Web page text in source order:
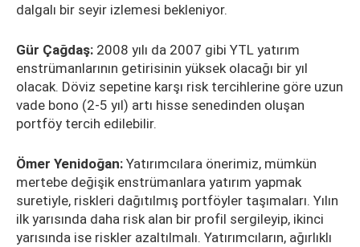
dalgalı bir seyir izlemesi bekleniyor.
Gür Çağdaş: 2008 yılı da 2007 gibi YTL yatırım
enstrümanlarının getirisinin yüksek olacağı bir yıl
olacak. Döviz sepetine karşı risk tercihlerine göre uzun
vade bono (2-5 yıl) artı hisse senedinden oluşan
portföy tercih edilebilir.
Ömer Yenidoğan: Yatırımcılara önerimiz, mümkün
mertebe değişik enstrümanlara yatırım yapmak
suretiyle, riskleri dağıtılmış portföyler taşımaları. Yılın
ilk yarısında daha risk alan bir profil sergileyip, ikinci
yarısında ise riskler azaltılmalı. Yatırımcıların, ağırlıklı